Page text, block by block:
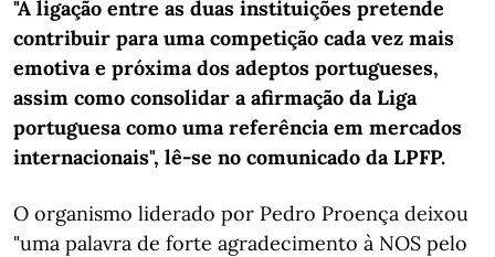
"A ligação entre as duas instituições pretende
contribuir para uma competição cada vez mais
emotiva e próxima dos adeptos portugueses,
assim como consolidar a afirmação da Liga
portuguesa como uma referência em mercados
internacionais", lê-se no comunicado da LPFP.
O organismo liderado por Pedro Proença deixou
"uma palavra de forte agradecimento à NOS pelo